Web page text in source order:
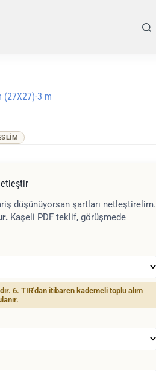
(27X27)-3 m
düşünüyorsan şartları netleştirelim.
Kaşeli PDF teklif, görüşmede
6. TIR'dan itibaren kademeli toplu alım